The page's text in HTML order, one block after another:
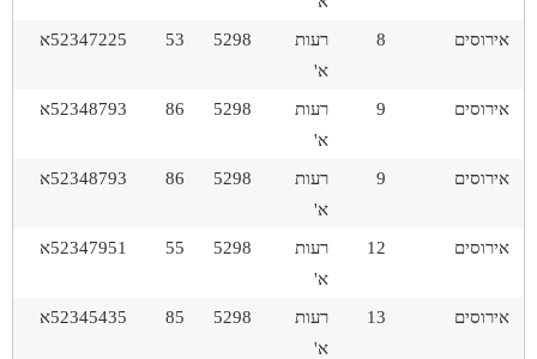
אירוסים
8
רעות
א'
5298
53 52347225א
אירוסים 9
רעות
א'
5298
86 52348793א
אירוסים 9
רעות
א'
5298
86 52348793א
אירוסים 12
רעות
א'
5298
55 52347951א
אירוסים 13
רעות
א'
5298
85 52345435א